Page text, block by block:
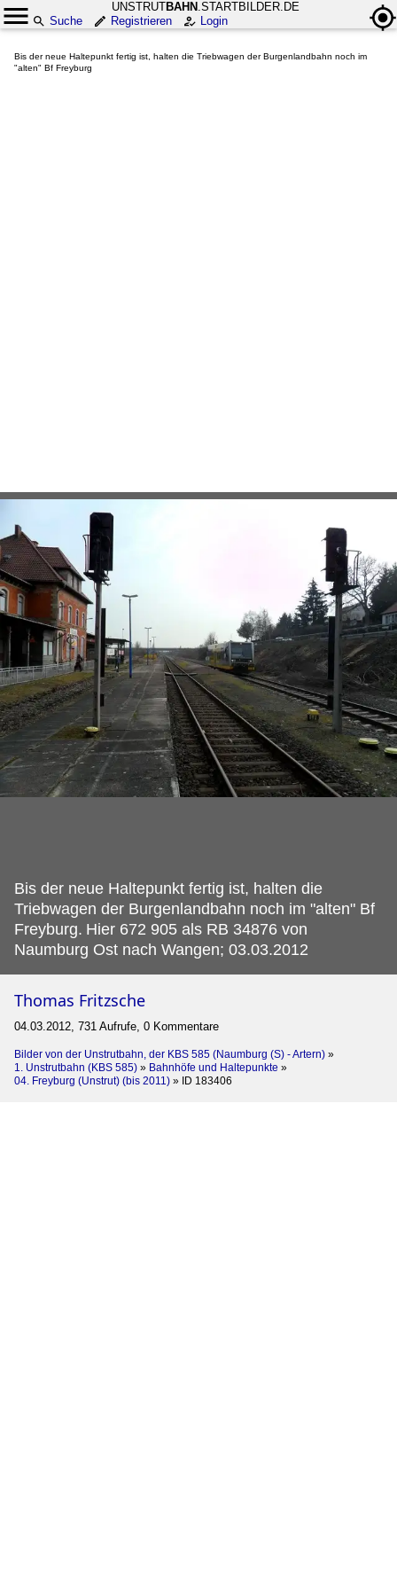
UNSTRUTBAHN .STARTBILDER.DE
Suche
Registrieren Login
Bis der neue Haltepunkt fertig ist, halten die Triebwagen der Burgenlandbahn noch im
"alten" Bf Freyburg
Bis der neue Haltepunkt fertig ist, halten die
Triebwagen der Burgenlandbahn noch im "alten" Bf
Freyburg. Hier 672 905 als RB 34876 von
Naumburg Ost nach Wangen; 03.03.2012
Thomas Fritzsche
04.03.2012, 731 Aufrufe, 0 Kommentare
Bilder von der Unstrutbahn, der KBS 585 (Naumburg (S) - Artern) »
1. Unstrutbahn (KBS 585) » Bahnhöfe und Haltepunkte »
04. Freyburg (Unstrut) (bis 2011) » ID 183406